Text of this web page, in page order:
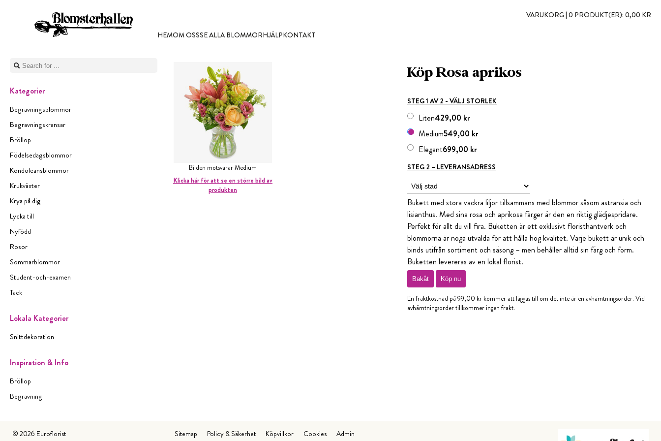
HEMOM OSSSE ALLA BLOMMORHJÄLPKONTAKT
VARUKORG | 0 PRODUKT(ER): 0,00 KR
Kategorier
Begravningsblommor
Begravningskransar
Bröllop
Födelsedagsblommor
Kondoleansblommor
Krukväxter
Krya på dig
Lycka till
Nyfödd
Rosor
Sommarblommor
Student-och-examen
Tack
Lokala Kategorier
Snittdekoration
Inspiration & Info
Bröllop
Begravning
Bilden motsvarar Medium
Klicka här för att se en större bild av
produkten
Köp Rosa aprikos
STEG 1 AV 2 - VÄLJ STORLEK
429,00 kr
Liten
549,00 kr
Medium
699,00 kr
Elegant
STEG 2 – LEVERANSADRESS
Bukett med stora vackra liljor tillsammans med blommor såsom astransia och
lisianthus. Med sina rosa och aprikosa färger är den en riktig glädjespridare.
Perfekt för allt du vill fira. Buketten är ett exklusivt floristhantverk och
blommorna är noga utvalda för att hålla hög kvalitet. Varje bukett är unik och
binds utifrån sortiment och säsong – men behåller alltid sin färg och form.
Buketten levereras av en lokal florist.
Bakåt Köp nu
En fraktkostnad på 99,00 kr kommer att läggas till om det inte är en avhämtningsorder. Vid
avhämtningsorder tillkommer ingen frakt.
© 2026 Euroflorist Sitemap Policy & Säkerhet Köpvillkor Cookies Admin